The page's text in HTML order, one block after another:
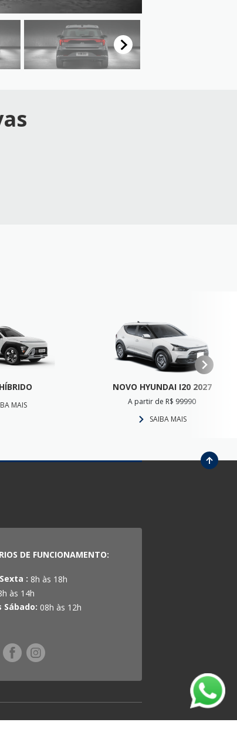
MAIS
NOVO HYUNDAI I20 2027
A partir de R$ 99990
SAIBA MAIS
DE FUNCIONAMENTO:
: 8h às 18h
às 14h
Sábado: 08h às 12h